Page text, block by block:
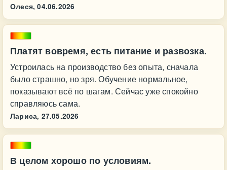
Олеся, 04.06.2026
Платят вовремя, есть питание и развозка.
Устроилась на производство без опыта, сначала
было страшно, но зря. Обучение нормальное,
показывают всё по шагам. Сейчас уже спокойно
справляюсь сама.
Лариса, 27.05.2026
В целом хорошо по условиям.